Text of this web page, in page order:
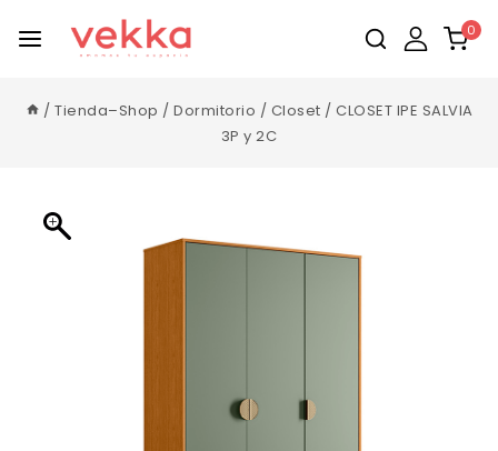
0
/ Tienda–Shop / Dormitorio / Closet / CLOSET IPE SALVIA
3P y 2C